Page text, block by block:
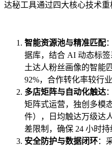
达秘工具通过四大核心技术重
智能资源池与精准匹配
据库，结合 AI 动态标
土达人粉丝画像的智能
92%，合作转化率较行
多店矩阵与自动化触达
矩阵式运营，独创多模
件），日均触达万级达
差限制，确保 24 小时持
安全防护与数据闭环：